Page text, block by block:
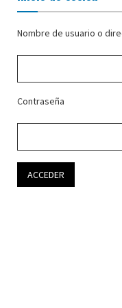
Nombre de usuario o
Contraseña